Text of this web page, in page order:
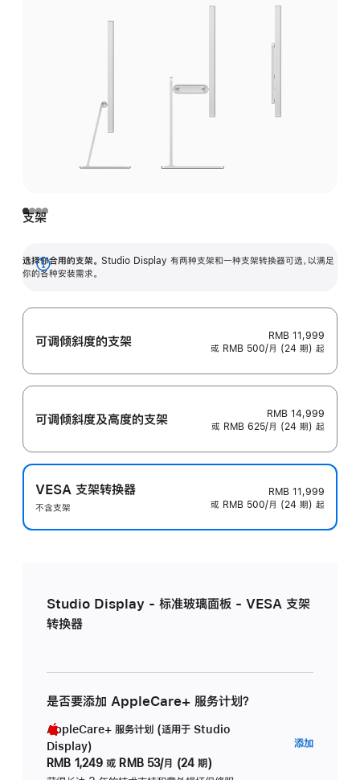
支架
选择你合用的支架。 Studio Display 有两种支架和一种支架转换器可选，以满足
你的各种安装需求。
展
可调倾斜度的支架
RMB 11,999
或 RMB 500/月 (24 期) 起
可调倾斜度及高‍度的支‍架
RMB 14,999
或 RMB 625/月 (24 期) 起
VESA 支架转换器
不含支架
RMB 11,999
或 RMB 500/月 (24 期) 起
Studio Display - 标准玻璃面板 - VESA 支架
转换器
是否要添加 AppleCare+ 服务计划？
AppleCare+ 服务计划 (适用于 Studio
Display)
RMB 1,249 或 RMB 53/月 (24 期)
添加